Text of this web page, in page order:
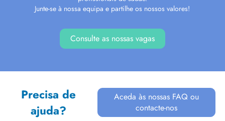
Junte-se à nossa equipa e partilhe os nossos valores!
Consulte as nossas vagas
Precisa de
ajuda?
Aceda às nossas FAQ ou
contacte-nos